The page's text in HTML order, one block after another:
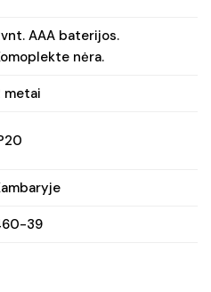
AAA baterijos.
nėra.
metai
39